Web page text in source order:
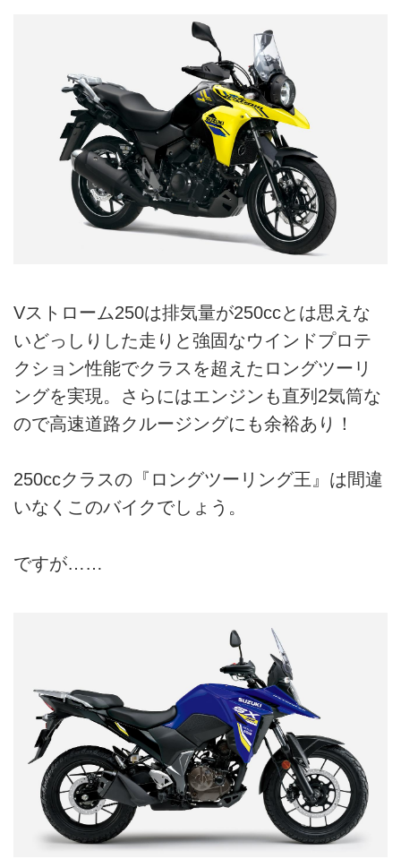
Vストローム250は排気量が250ccとは思えな
いどっしりした走りと強固なウインドプロテ
クション性能でクラスを超えたロングツーリ
ングを実現。さらにはエンジンも直列2気筒な
ので高速道路クルージングにも余裕あり！
250ccクラスの『ロングツーリング王』は間違
いなくこのバイクでしょう。
ですが……